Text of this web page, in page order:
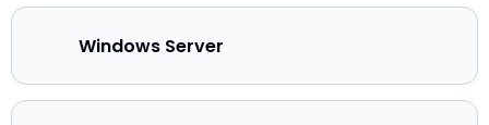
Windows Server